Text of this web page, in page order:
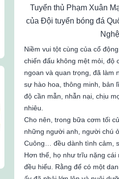
Tuyển thủ Phạm Xuân
của Đội tuyển bóng đá
Niềm vui tột cùng của cổ
chiến đấu không mệt mỏi, độ
ngoan và quan trọng, đã làm
sự hào hoa, thông minh, bản
độ cần mẫn, nhẫn nại, chịu
nhiêu.
Cho nên, trong bữa cơm tối
những người anh, người chú
Cuông… đều dành tình cảm,
Hơn thế, họ như trĩu nặng
đều hiểu. Rằng để có một